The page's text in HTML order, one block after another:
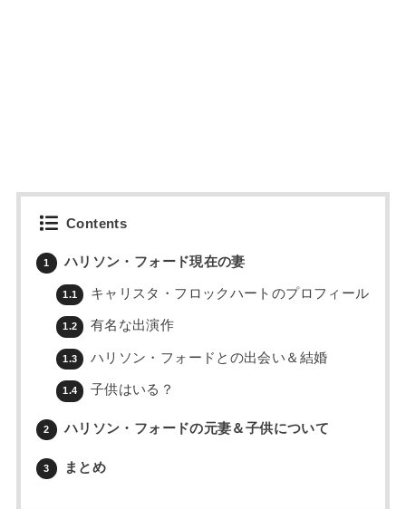
Contents
1 ハリソン・フォード現在の妻
1.1 キャリスタ・フロックハートのプロフィール
1.2 有名な出演作
1.3 ハリソン・フォードとの出会い＆結婚
1.4 子供はいる？
2 ハリソン・フォードの元妻＆子供について
3 まとめ